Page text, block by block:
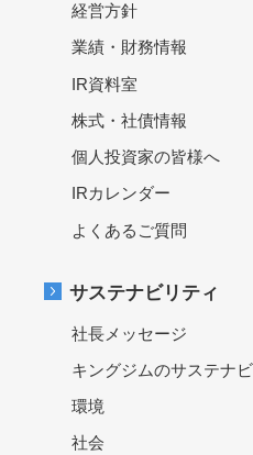
経営方針
業績・財務情報
IR資料室
株式・社債情報
個人投資家の皆様へ
IRカレンダー
よくあるご質問
サステナビリティ
社長メッセージ
キングジムのサステナ
環境
社会